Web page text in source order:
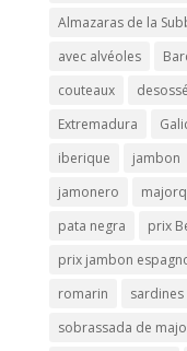
Almazaras de la
avec alvéoles
couteaux
desossé
Extremadura
iberique
jambon
jamonero
pata negra
prix
prix jambon
romarin
sardines
sobrassada de